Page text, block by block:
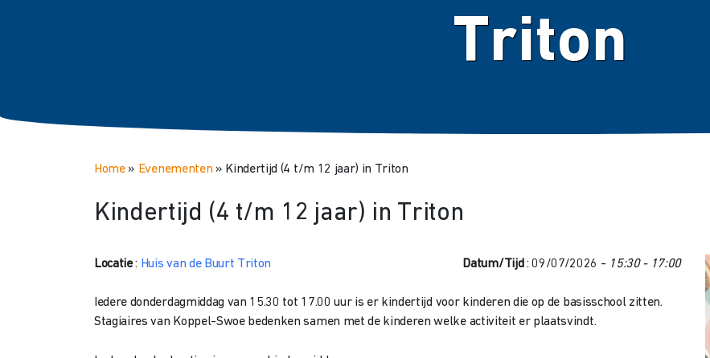
Triton
Home» Evenementen» Kindertijd (4 t/m 12 jaar) in Triton
Kindertijd (4 t/m 12 jaar) in Triton
Locatie: Huis van de Buurt Triton Datum/Tijd : 09/07/2026 - 15:30 - 17:00
Iedere donderdagmiddag van 15.30 tot 17.00 uur is er kindertijd voor kinderen die op de basisschool zitten.
Stagiaires van Koppel-Swoe bedenken samen met de kinderen welke activiteit er plaatsvindt.